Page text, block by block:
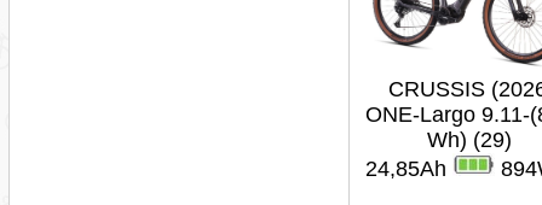
CRUSSIS
ONE-Largo 9.11-
Wh) (29)
24,85Ah